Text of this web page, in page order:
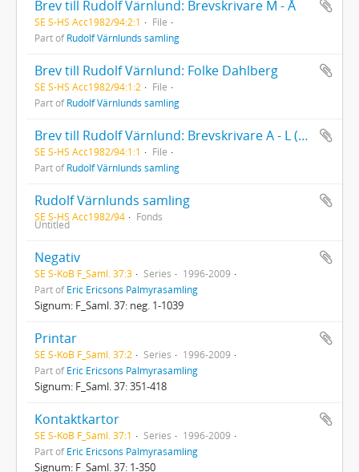
Brev till Rudolf Värnlund: Brevskrivare M - Å
SE S-HS Acc1982/94:2:1
File
Part ofRudolf Värnlunds samling
Brev till Rudolf Värnlund: Folke Dahlberg
SE S-HS Acc1982/94:1:2
File
Part ofRudolf Värnlunds samling
Brev till Rudolf Värnlund: Brevskrivare A - L (Utom Folke Dahlberg)
SE S-HS Acc1982/94:1:1
File
Part ofRudolf Värnlunds samling
Rudolf Värnlunds samling
SE S-HS Acc1982/94 Fonds
Untitled
Negativ
SE S-KoB F_Saml. 37:3 Series
1996-2009
Part ofEric Ericsons Palmyrasamling
Signum: F_Saml. 37: neg. 1-1039
Printar
SE S-KoB F_Saml. 37:2 Series
1996-2009
Part ofEric Ericsons Palmyrasamling
Signum: F_Saml. 37: 351-418
Kontaktkartor
SE S-KoB F_Saml. 37:1 Series
1996-2009
Part ofEric Ericsons Palmyrasamling
Signum: F_Saml. 37: 1-350